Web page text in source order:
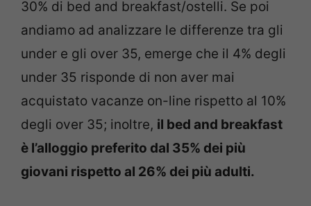
30% di bed and breakfast/ostelli. Se poi
andiamo ad analizzare le differenze tra gli
under e gli over 35, emerge che il 4% degli
under 35 risponde di non aver mai
acquistato vacanze on-line rispetto al 10%
degli over 35; inoltre, il bed and breakfast
è l’alloggio preferito dal 35% dei più
giovani rispetto al 26% dei più adulti.